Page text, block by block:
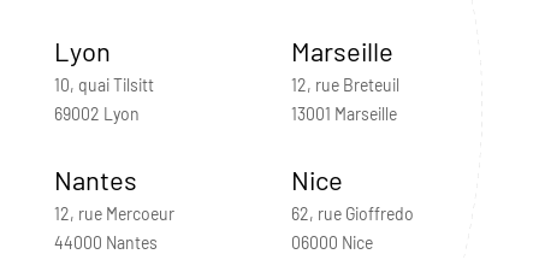
Lyon
10, quai Tilsitt
69002 Lyon
Marseille
12, rue Breteuil
13001 Marseille
Nantes
12, rue Mercoeur
44000 Nantes
Nice
62, rue Gioffredo
06000 Nice